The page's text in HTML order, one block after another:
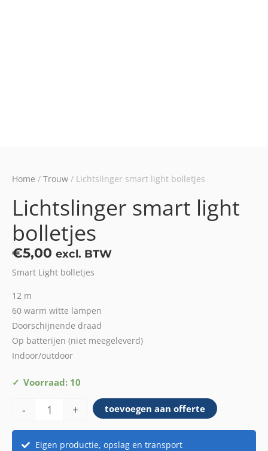
Home / Trouw / Lichtslinger smart light bolletjes
Lichtslinger smart light
bolletjes
€5,00 excl. BTW
Smart Light bolletjes
12 m
60 warm witte lampen
Doorschijnende draad
Op batterijen (niet meegeleverd)
Indoor/outdoor
Voorraad: 10
-
Lichtslinger
light
aantal
+ toevoegen aan offerte
Eigen productie, opslag en transport